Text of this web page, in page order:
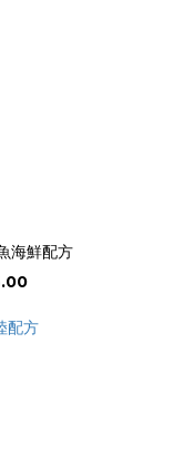
海鮮配方